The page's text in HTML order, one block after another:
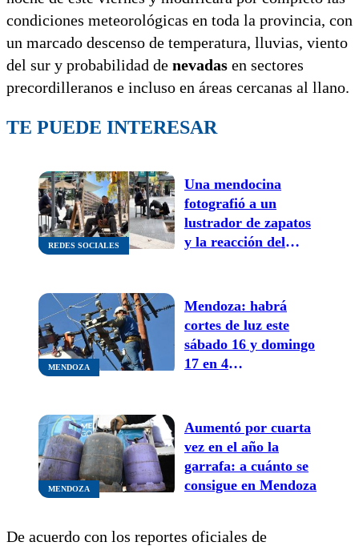
condiciones meteorológicas en toda la provincia, con
un marcado descenso de temperatura, lluvias, viento
del sur y probabilidad de nevadas en sectores
precordilleranos e incluso en áreas cercanas al llano.
TE PUEDE INTERESAR
REDES SOCIALES
Una mendocina
fotografió a un
lustrador de zapatos
y la reacción del
MENDOZA
Mendoza: habrá
cortes de luz este
sábado 16 y domingo
17 en 4
MENDOZA
Aumentó por cuarta
vez en el año la
garrafa: a cuánto se
consigue en Mendoza
De acuerdo con los reportes oficiales de